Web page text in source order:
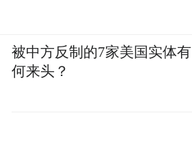
被中方反制的7家美国实体有
何来头？